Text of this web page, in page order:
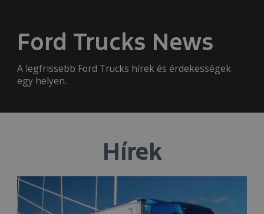
Ford Trucks News
A legfrissebb Ford Trucks hírek és érdekességek
egy helyen.
Hírek